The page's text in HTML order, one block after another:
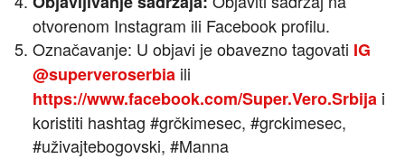
otvorenom Instagram ili Facebook profilu.
Označavanje: U objavi je obavezno tagovati IG
@superveroserbia ili
https://www.facebook.com/Super.Vero.Srbija i
koristiti hashtag #grčkimesec, #grckimesec,
#uživajtebogovski, #Manna